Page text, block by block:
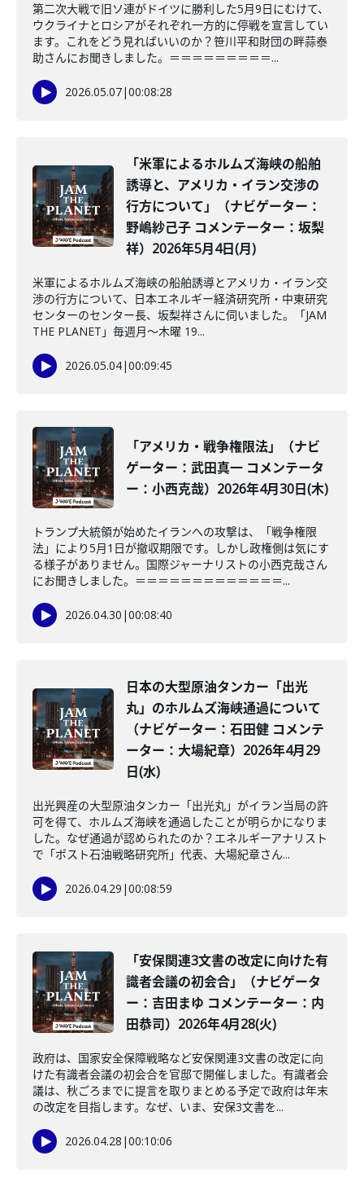
第二次大戦で旧ソ連がドイツに勝利した5月9日にむけて、
ウクライナとロシアがそれぞれ一方的に停戦を宣言してい
ます。これをどう見ればいいのか？笹川平和財団の畔蒜泰
助さんにお聞きしました。＝＝＝＝＝＝＝＝＝...
2026.05.07|00:08:28
「米軍によるホルムズ海峡の船舶
誘導と、アメリカ・イラン交渉の
行方について」（ナビゲーター：
野嶋紗己子 コメンテーター：坂梨
祥）2026年5月4日(月)
米軍によるホルムズ海峡の船舶誘導とアメリカ・イラン交
渉の行方について、日本エネルギー経済研究所・中東研究
センターのセンター長、坂梨祥さんに伺いました。「JAM
THE PLANET」毎週月～木曜 19...
2026.05.04|00:09:45
「アメリカ・戦争権限法」（ナビ
ゲーター：武田真一 コメンテータ
ー：小西克哉）2026年4月30日(木)
トランプ大統領が始めたイランへの攻撃は、「戦争権限
法」により5月1日が撤収期限です。しかし政権側は気にす
る様子がありません。国際ジャーナリストの小西克哉さん
にお聞きしました。＝＝＝＝＝＝＝＝＝＝＝＝＝...
2026.04.30 |00:08:40
日本の大型原油タンカー「出光
丸」のホルムズ海峡通過について
（ナビゲーター：石田健 コメンテ
ーター：大場紀章）2026年4月29
日(水)
出光興産の大型原油タンカー「出光丸」がイラン当局の許
可を得て、ホルムズ海峡を通過したことが明らかになりま
した。なぜ通過が認められたのか？エネルギーアナリスト
で「ポスト石油戦略研究所」代表、大場紀章さん...
2026.04.29 |00:08:59
「安保関連3文書の改定に向けた有
識者会議の初会合」（ナビゲータ
ー：吉田まゆ コメンテーター：内
田恭司）2026年4月28(火)
政府は、国家安全保障戦略など安保関連3文書の改定に向
けた有識者会議の初会合を官邸で開催しました。有識者会
議は、秋ごろまでに提言を取りまとめる予定で政府は年末
の改定を目指します。なぜ、いま、安保3文書を...
2026.04.28 |00:10:06